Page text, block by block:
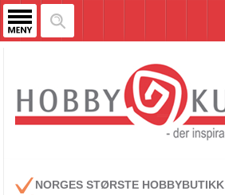
NORGES STØRSTE HOBBYBUTIKK